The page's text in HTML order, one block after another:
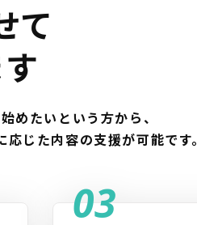
て
めたいという方から、
じた内容の支援が可能です。
03